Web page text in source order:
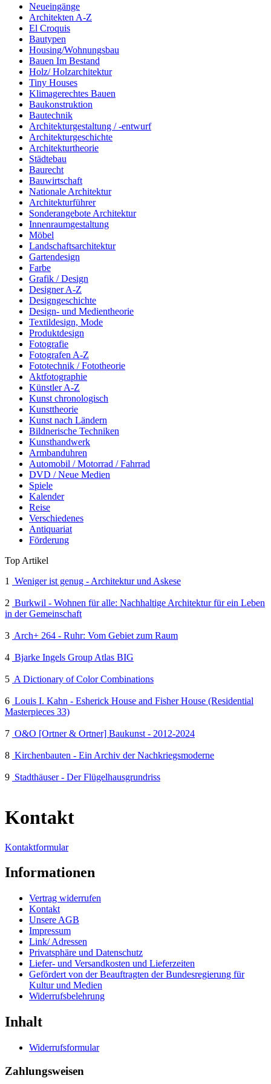
Neueingänge
Architekten A-Z
El Croquis
Bautypen
Housing/Wohnungsbau
Bauen Im Bestand
Holz/ Holzarchitektur
Tiny Houses
Klimagerechtes Bauen
Baukonstruktion
Bautechnik
Architekturgestaltung / -entwurf
Architekturgeschichte
Architekturtheorie
Städtebau
Baurecht
Bauwirtschaft
Nationale Architektur
Architekturführer
Sonderangebote Architektur
Innenraumgestaltung
Möbel
Landschaftsarchitektur
Gartendesign
Farbe
Grafik / Design
Designer A-Z
Designgeschichte
Design- und Medientheorie
Textildesign, Mode
Produktdesign
Fotografie
Fotografen A-Z
Fototechnik / Fototheorie
Aktfotographie
Künstler A-Z
Kunst chronologisch
Kunsttheorie
Kunst nach Ländern
Bildnerische Techniken
Kunsthandwerk
Armbanduhren
Automobil / Motorrad / Fahrrad
DVD / Neue Medien
Spiele
Kalender
Reise
Verschiedenes
Antiquariat
Förderung
Top Artikel
1
Weniger ist genug - Architektur und Askese
2 Burkwil - Wohnen für alle: Nachhaltige Architektur für ein Leben
in der Gemeinschaft
3 Arch+ 264 - Ruhr: Vom Gebiet zum Raum
4 Bjarke Ingels Group Atlas BIG
5 A Dictionary of Color Combinations
6 Louis I. Kahn - Esherick House and Fisher House (Residential
Masterpieces 33)
7 O&O [Ortner & Ortner] Baukunst - 2012-2024
8 Kirchenbauten - Ein Archiv der Nachkriegsmoderne
9 Stadthäuser - Der Flügelhausgrundriss
Kontakt
Kontaktformular
Informationen
Vertrag widerrufen
Kontakt
Unsere AGB
Impressum
Link/ Adressen
Privatsphäre und Datenschutz
Liefer- und Versandkosten und Lieferzeiten
Gefördert von der Beauftragten der Bundesregierung für
Kultur und Medien
Widerrufsbelehrung
Inhalt
Widerrufsformular
Zahlungsweisen